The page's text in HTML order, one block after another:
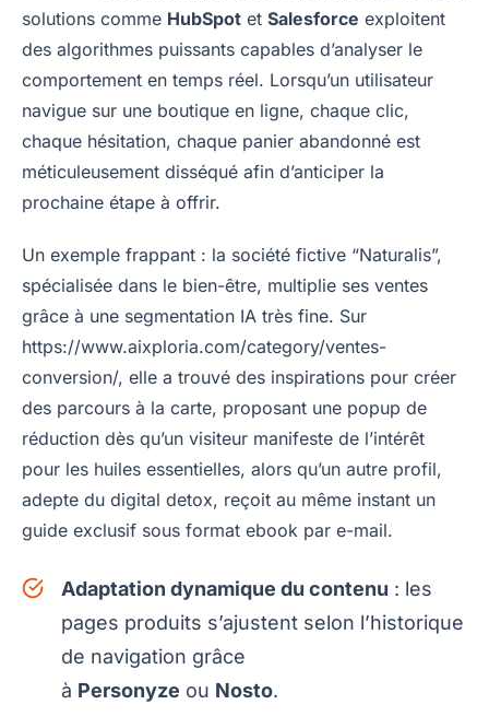
solutions comme HubSpot et Salesforce exploitent
des algorithmes puissants capables d’analyser le
comportement en temps réel. Lorsqu’un utilisateur
navigue sur une boutique en ligne, chaque clic,
chaque hésitation, chaque panier abandonné est
méticuleusement disséqué afin d’anticiper la
prochaine étape à offrir.
Un exemple frappant : la société fictive “Naturalis”,
spécialisée dans le bien-être, multiplie ses ventes
grâce à une segmentation IA très fine. Sur
https://www.aixploria.com/category/ventes-
conversion/, elle a trouvé des inspirations pour créer
des parcours à la carte, proposant une popup de
réduction dès qu’un visiteur manifeste de l’intérêt
pour les huiles essentielles, alors qu’un autre profil,
adepte du digital detox, reçoit au même instant un
guide exclusif sous format ebook par e-mail.
Adaptation dynamique du contenu : les
pages produits s’ajustent selon l’historique
de navigation grâce
à Personyze ou Nosto.